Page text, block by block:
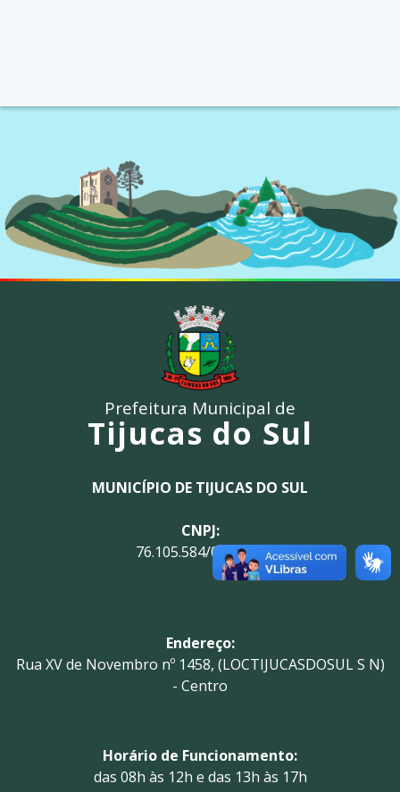
Prefeitura Municipal de
Tijucas do Sul
MUNICÍPIO DE TIJUCAS DO SUL
CNPJ:
76.105.584/0001-21
Endereço:
Rua XV de Novembro nº 1458, (LOCTIJUCASDOSUL S N)
- Centro
Horário de Funcionamento:
das 08h às 12h e das 13h às 17h